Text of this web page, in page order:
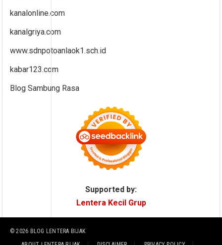
kanalonline.com
kanalgriya.com
www.sdnpotoanlaok1.sch.id
kabar123.com
Blog Sambung Rasa
Supported by:
Lentera Kecil Grup
© 2026 BLOG LENTERA BIJAK